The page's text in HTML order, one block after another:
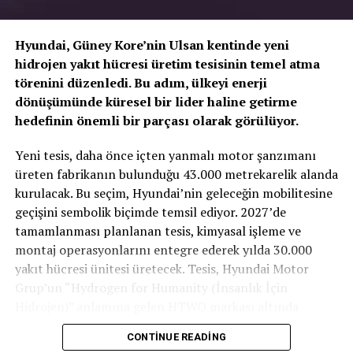
Sport ile Yere Basıyor
Türkiye’nin otomobiliTOGG T10Xgibi yüksek tork
değerlerine sahip elektrikli araçlarda, lastiğin zemine
tutunma kabiliyeti çok daha kritiktir.E-carturkiyeekibi
olarak bizzat deneyimlediğimizPetlas Snowmaster 2
Sport, performans odaklı yapısıyla elektrikli araçların
Hyundai, Güney Kore’nin Ulsan kentinde yeni
hidrojen yakıt hücresi üretim tesisinin temel atma
törenini düzenledi. Bu adım, ülkeyi enerji
dönüşümünde küresel bir lider haline getirme
hedefinin önemli bir parçası olarak görülüyor.
Yeni tesis, daha önce içten yanmalı motor şanzımanı
üreten fabrikanın bulunduğu 43.000 metrekarelik alanda
kurulacak. Bu seçim, Hyundai’nin geleceğin mobilitesine
geçişini sembolik biçimde temsil ediyor. 2027’de
tamamlanması planlanan tesis, kimyasal işleme ve
montaj operasyonlarını entegre ederek yılda 30.000
yakıt hücresi ünitesi üretecek. Tesis, Hyundai Motor
Grup’un “Hydrogen for Humanity (İnsanlık İçin
faaliyet gösterecek.
CONTINUE READING